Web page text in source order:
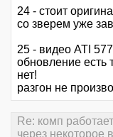
24 - стоит
со зверем уже
25 - видео ATI
обновление есть
нет!
разгон не
Re: комп
через некоторое